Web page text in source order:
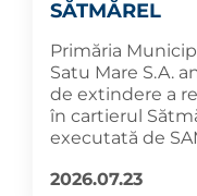
SĂTMĂREL
Primăria
Satu Mare S.A.
de extindere a
în cartierul
executată de
2026.07.23